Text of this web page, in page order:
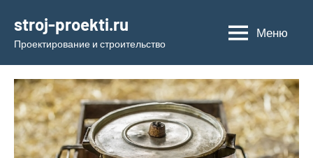
содержимому
stroj-proekti.ru
Проектирование и строительство
Меню